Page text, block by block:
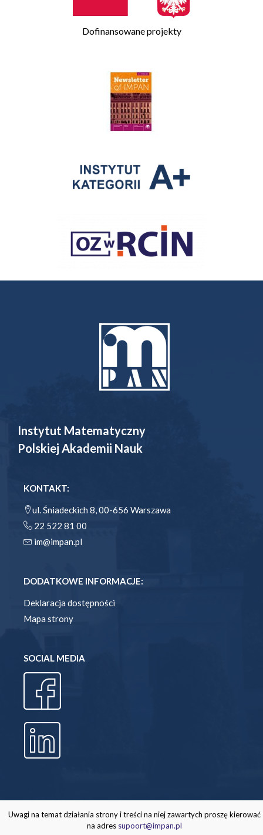
Dofinansowane projekty
Instytut Matematyczny
Polskiej Akademii Nauk
KONTAKT:
ul. Śniadeckich 8, 00-656 Warszawa
22 522 81 00
im@impan.pl
DODATKOWE INFORMACJE:
Deklaracja dostępności
Mapa strony
SOCIAL MEDIA
Uwagi na temat działania strony i treści na niej zawartych proszę kierować
na adres supoort@impan.pl